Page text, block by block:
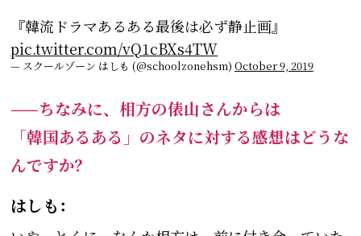
『韓流ドラマあるある最後は必ず静止画』
pic.twitter.com/vQ1cBXs4TW
— スクールゾーン はしも (@schoolzonehsm)October 9, 2019
——ちなみに、相方の俵山さんからは
「韓国あるある」のネタに対する感想はどうな
んですか？
はしも：